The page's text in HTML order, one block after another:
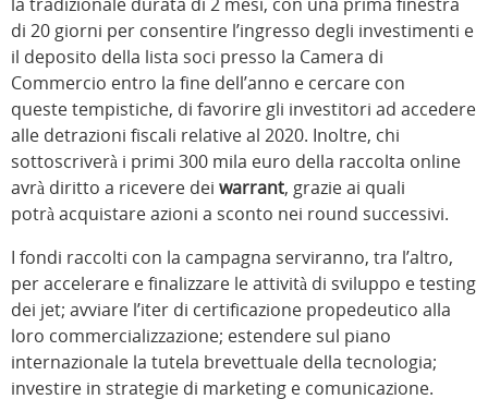
di 20 giorni per consentire l’ingresso degli investimenti e
il deposito della lista soci presso la Camera di
Commercio entro la fine dell’anno e cercare con
queste tempistiche, di favorire gli investitori ad accedere
alle detrazioni fiscali relative al 2020. Inoltre, chi
sottoscriverà i primi 300 mila euro della raccolta online
avrà diritto a ricevere dei warrant, grazie ai quali
potrà acquistare azioni a sconto nei round successivi.
I fondi raccolti con la campagna serviranno, tra l’altro,
per accelerare e finalizzare le attività di sviluppo e testing
dei jet; avviare l’iter di certificazione propedeutico alla
loro commercializzazione; estendere sul piano
internazionale la tutela brevettuale della tecnologia;
investire in strategie di marketing e comunicazione.